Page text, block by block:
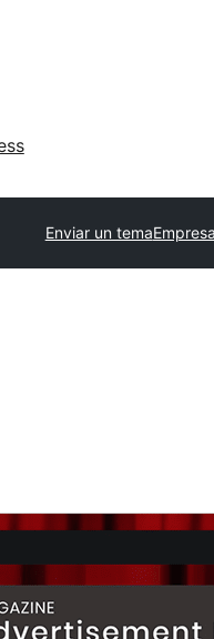
Enviar un tema